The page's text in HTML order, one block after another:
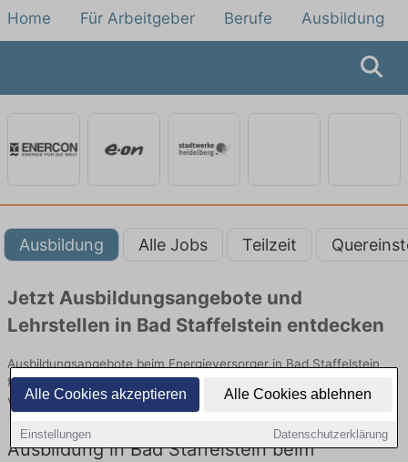
Alle Cookies akzeptieren Alle Cookies ablehnen
Einstellungen Datenschutzerklärung
Home Für Arbeitgeber Berufe Ausbildung
Ausbildung Alle Jobs Teilzeit
Jetzt Ausbildungsangebote und
Lehrstellen in Bad Staffelstein entdecken
Ausbildungsangebote beim Energieversorger in Bad Staffelstein
finden Sie von namhaften Firmen. Entdecken Sie freie Optionen
von Top-Arbeitgebern und bewerben Sie sich noch heute.
Ausbildung in Bad Staffelstein beim